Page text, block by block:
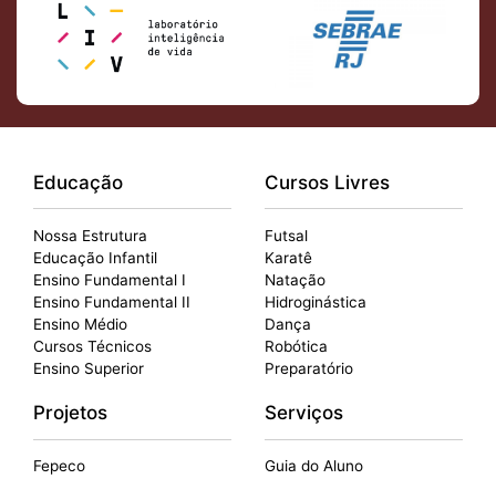
Educação
Nossa Estrutura
Educação Infantil
Ensino Fundamental I
Ensino Fundamental II
Ensino Médio
Cursos Técnicos
Ensino Superior
Cursos Livres
Futsal
Karatê
Natação
Hidroginástica
Dança
Robótica
Preparatório
Projetos
Fepeco
Serviços
Guia do Aluno